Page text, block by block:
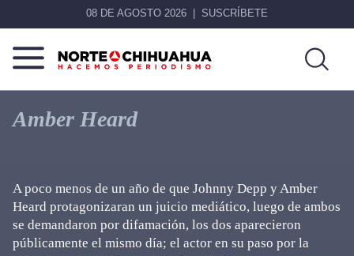
08 DE AGOSTO 2026 SUSCRÍBETE
Norte
Chihuahua
Más
que
noticias,
Amber Heard
A poco menos de un año de que Johnny Depp y Amber
Heard protagonizaran un juicio mediático, luego de ambos
se demandaron por difamación, los dos aparecieron
públicamente el mismo día; el actor en su paso por la